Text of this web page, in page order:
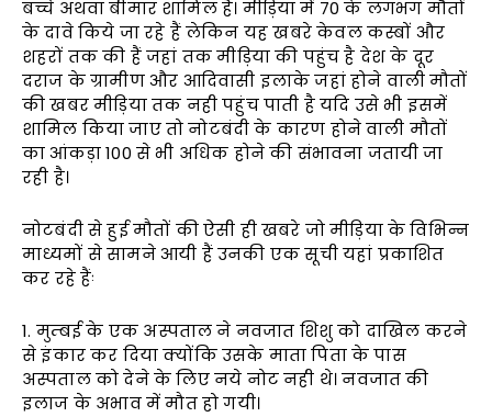
बच्चे अथवा बीमार शामिल हैं। मीड़िया में 70 के लगभग मौतों
के दावे किये जा रहे हैं लेकिन यह खबरे केवल कस्बों और
शहरों तक की हैं जहां तक मीड़िया की पहुंच है देश के दूर
दराज के ग्रामीण और आदिवासी इलाके जहां होने वाली मौतों
की खबर मीड़िया तक नही पहुंच पाती है यदि उसे भी इसमें
शामिल किया जाए तो नोटबंदी के कारण होने वाली मौतों
का आंकड़ा 100 से भी अधिक होने की संभावना जतायी जा
रही है।
नोटबंदी से हुई मौतों की ऐसी ही खबरे जो मीड़िया के विभिन्न
माध्यमों से सामने आयी हैं उनकी एक सूची यहां प्रकाशित
कर रहे हैंः
1. मुम्बई के एक अस्पताल ने नवजात शिशु को दाखिल करने
से इंकार कर दिया क्योंकि उसके माता पिता के पास
अस्पताल को देने के लिए नये नोट नही थे। नवजात की
इलाज के अभाव में मौत हो गयी।